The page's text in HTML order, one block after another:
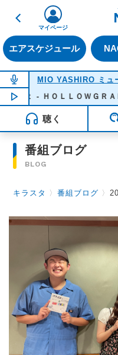
戻る
エアスケジュール
マイページ
NOW ON AIR
MIO YASHIRO ミュ
NOW PLAYING23:00
ｔ - ＨＯＬＬＯＷＧＲＡＭ
聴く
番組ブログ
BLOG
キラスタ 〉番組ブログ 〉